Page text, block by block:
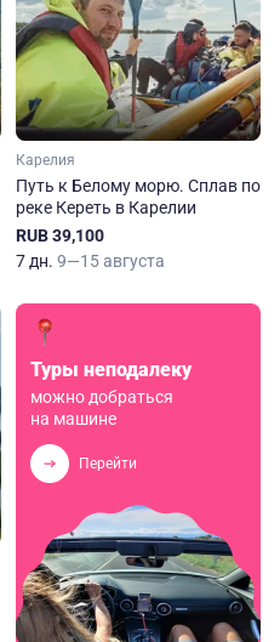
Карелия
Путь к Белому морю. Сплав по
реке Кереть в Карелии
RUB 39,100
7 дн. 9—15 августа
Туры неподалеку
можно добраться
на машине
Перейти